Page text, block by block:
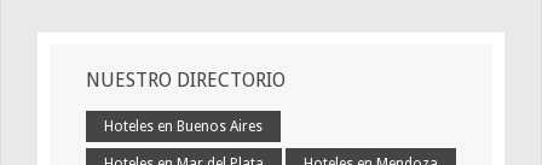
NUESTRO DIRECTORIO
Hoteles en Buenos Aires